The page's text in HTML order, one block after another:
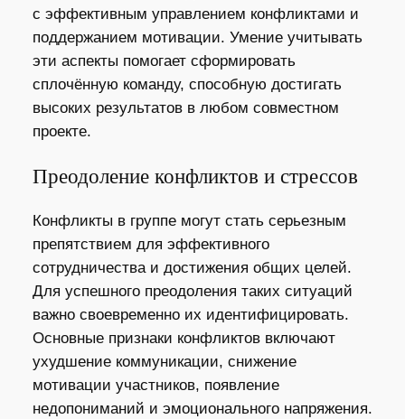
с эффективным управлением конфликтами и
поддержанием мотивации. Умение учитывать
эти аспекты помогает сформировать
сплочённую команду, способную достигать
высоких результатов в любом совместном
проекте.
Преодоление конфликтов и стрессов
Конфликты в группе могут стать серьезным
препятствием для эффективного
сотрудничества и достижения общих целей.
Для успешного преодоления таких ситуаций
важно своевременно их идентифицировать.
Основные признаки конфликтов включают
ухудшение коммуникации, снижение
мотивации участников, появление
недопониманий и эмоционального напряжения.